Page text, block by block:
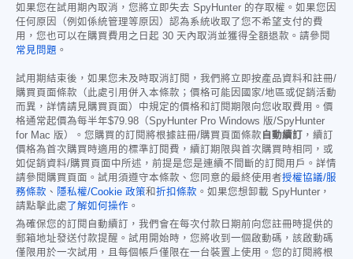
如果您在試用期內取消，您將立即失去 SpyHunter 的存取權。如果您因
任何原因（例如係統管理等原因）認為系統收取了您不希望支付的費
用，您也可以在購買費用之日起 30 天內取消並獲得全額退款。請參閱
常見問題 。
試用期結束後，如果您未及時取消訂閱，我們將立即按產品資料和註冊/
購買頁面條款（此處引用併入本條款；價格可能因國家/地區或促銷活動
而異，詳情請見購買頁面）中規定的價格和訂閱期限向您收取費用。價
格通常起價為每半年$79.98 （SpyHunter Pro Windows 版/SpyHunter
for Mac 版）。您購買的訂閱將根據註冊/購買頁面條款 自動續訂 ，續訂
價格為首次購買時適用的標準訂閱費，續訂期限與首次購買時相同，或
如促銷資料/購買頁面中所述，前提是您是連續不間斷的訂閱用戶。詳情
請參閱購買頁面。試用須遵守本條款、您同意的最終使用者授權協議/服
務條款 、 隱私權/Cookie 政策和折扣條款 。如果您想卸載 SpyHunter，
請點擊此處了解如何操作 。
為確保您的訂閱自動續訂，我們會在每次付款日期前向您註冊時提供的
郵箱地址發送付款提醒。試用開始時，您將收到一個啟動碼，該啟動碼
僅限用於一次試用，且每個帳戶僅限在一台裝置上使用。您的訂閱將根